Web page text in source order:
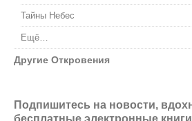
Тайны Небес
Ещё…
Другие Откровения
Подпишитесь на новости,
бесплатные электронные книги